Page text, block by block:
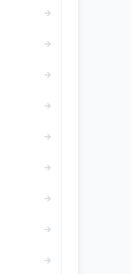
→
→
→
→
→
→
→
→
→